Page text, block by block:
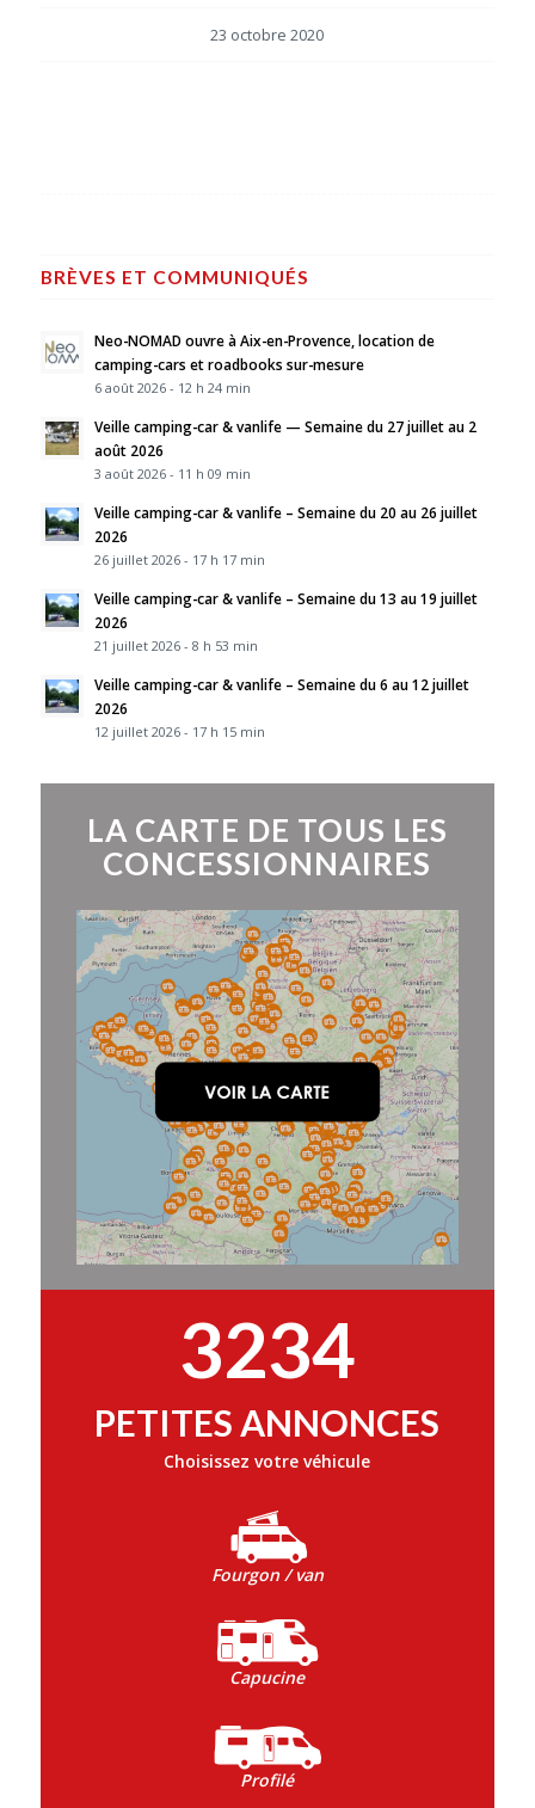
23 octobre 2020
BRÈVES ET COMMUNIQUÉS
Neo-NOMAD ouvre à Aix-en-Provence, location de
camping-cars et roadbooks sur-mesure
6 août 2026 - 12 h 24 min
Veille camping-car & vanlife — Semaine du 27 juillet au 2
août 2026
3 août 2026 - 11 h 09 min
Veille camping-car & vanlife – Semaine du 20 au 26 juillet
2026
26 juillet 2026 - 17 h 17 min
Veille camping-car & vanlife – Semaine du 13 au 19 juillet
2026
21 juillet 2026 - 8 h 53 min
Veille camping-car & vanlife – Semaine du 6 au 12 juillet
2026
12 juillet 2026 - 17 h 15 min
LA CARTE DE TOUS LES
CONCESSIONNAIRES
3234
PETITES ANNONCES
Choisissez votre véhicule
Fourgon / van
Capucine
Profilé